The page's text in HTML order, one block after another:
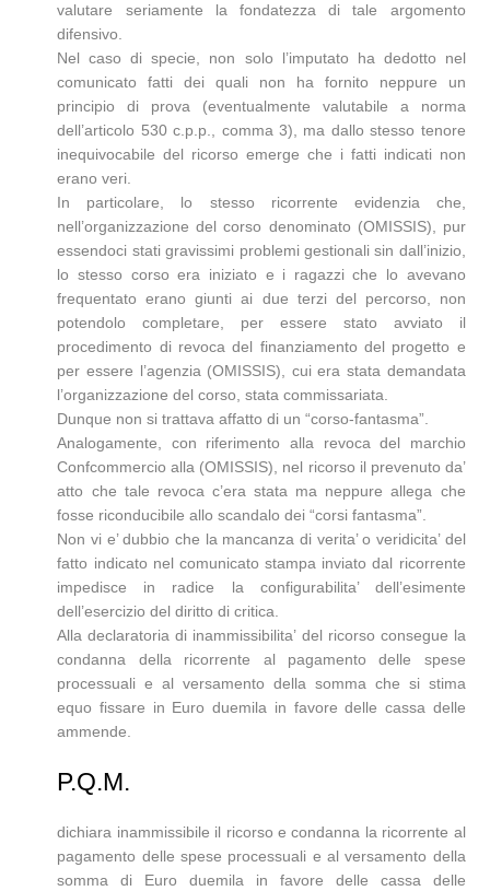
valutare seriamente la fondatezza di tale argomento
difensivo.
Nel caso di specie, non solo l’imputato ha dedotto nel
comunicato fatti dei quali non ha fornito neppure un
principio di prova (eventualmente valutabile a norma
dell’articolo 530 c.p.p., comma 3), ma dallo stesso tenore
inequivocabile del ricorso emerge che i fatti indicati non
erano veri.
In particolare, lo stesso ricorrente evidenzia che,
nell’organizzazione del corso denominato (OMISSIS), pur
essendoci stati gravissimi problemi gestionali sin dall’inizio,
lo stesso corso era iniziato e i ragazzi che lo avevano
frequentato erano giunti ai due terzi del percorso, non
potendolo completare, per essere stato avviato il
procedimento di revoca del finanziamento del progetto e
per essere l’agenzia (OMISSIS), cui era stata demandata
l’organizzazione del corso, stata commissariata.
Dunque non si trattava affatto di un “corso-fantasma”.
Analogamente, con riferimento alla revoca del marchio
Confcommercio alla (OMISSIS), nel ricorso il prevenuto da’
atto che tale revoca c’era stata ma neppure allega che
fosse riconducibile allo scandalo dei “corsi fantasma”.
Non vi e’ dubbio che la mancanza di verita’ o veridicita’ del
fatto indicato nel comunicato stampa inviato dal ricorrente
impedisce in radice la configurabilita’ dell’esimente
dell’esercizio del diritto di critica.
Alla declaratoria di inammissibilita’ del ricorso consegue la
condanna della ricorrente al pagamento delle spese
processuali e al versamento della somma che si stima
equo fissare in Euro duemila in favore delle cassa delle
ammende.
P.Q.M.
dichiara inammissibile il ricorso e condanna la ricorrente al
pagamento delle spese processuali e al versamento della
somma di Euro duemila in favore delle cassa delle